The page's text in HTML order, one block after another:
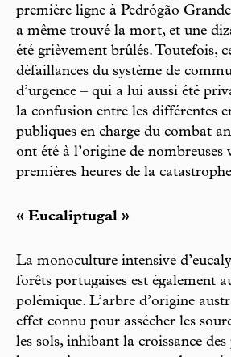
première ligne à Pedrógão
a même trouvé la mort, et une
été grièvement brûlés. Toutefois,
défaillances du système de
d’urgence – qui a lui aussi été
la confusion entre les différentes
publiques en charge du combat
ont été à l’origine de nombreuses
premières heures de la
« Eucaliptugal »
La monoculture intensive
forêts portugaises est également
polémique. L’arbre d’origine
effet connu pour assécher les
les sols, inhibant la croissance des